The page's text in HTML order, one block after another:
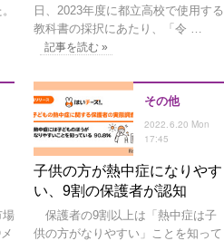
日、2023年度に都立高校で使用する
教科書の採択にあたり、「令 …
記事を読む »
その他
2022.6.20 Mon
17:45
子供の方が熱中症になりやす
い、9割の保護者が認知
保護者の9割以上は「熱中症は子
供の方がなりやすい」ことを知って